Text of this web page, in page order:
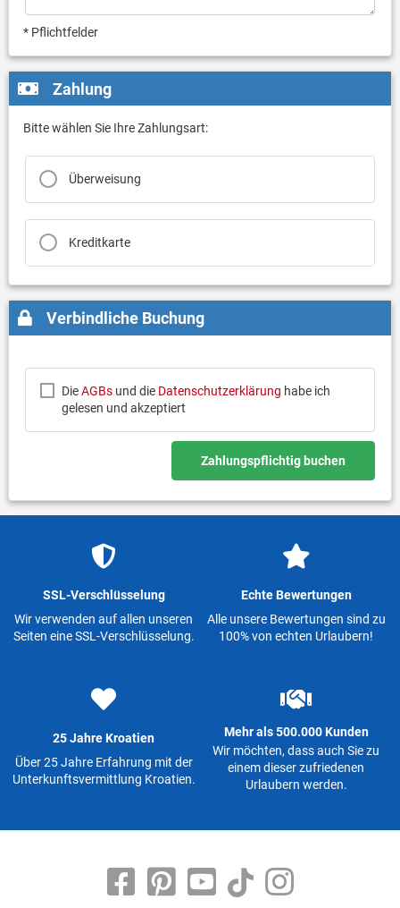
* Pflichtfelder
Zahlung
Bitte wählen Sie Ihre Zahlungsart:
Überweisung
Kreditkarte
Verbindliche Buchung
DieAGBsund die Datenschutzerklärung habe ich
gelesen und akzeptiert
Zahlungspflichtig buchen
SSL-Verschlüsselung
Wir verwenden auf allen unseren
Seiten eine SSL-Verschlüsselung.
Echte Bewertungen
Alle unsere Bewertungen sind zu
100% von echten Urlaubern!
25 Jahre Kroatien
Über 25 Jahre Erfahrung mit der
Unterkunftsvermittlung Kroatien.
Mehr als 500.000 Kunden
Wir möchten, dass auch Sie zu
einem dieser zufriedenen
Urlaubern werden.